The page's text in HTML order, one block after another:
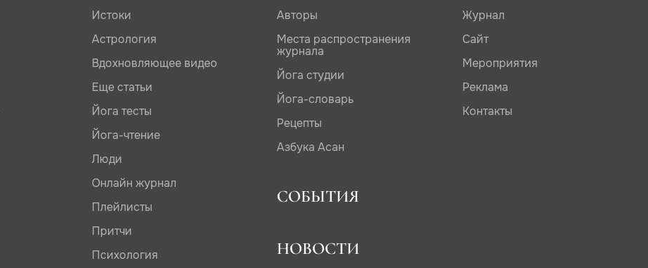
Истоки
Астрология
Вдохновляющее видео
Еще статьи
Йога тесты
Йога-чтение
Люди
Онлайн журнал
Плейлисты
Притчи
Психология
Авторы
Места распространения
журнала
Йога студии
Йога-словарь
Рецепты
Азбука Асан
СОБЫТИЯ
НОВОСТИ
Журнал
Сайт
Мероприятия
Реклама
Контакты